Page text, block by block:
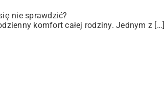
nie sprawdzić?
komfort całej rodziny. Jednym z […]